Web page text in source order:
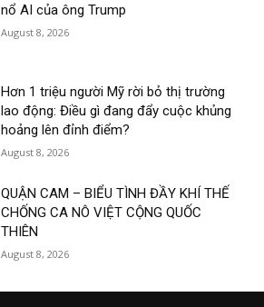
nổ AI của ông Trump
August 8, 2026
Hơn 1 triệu người Mỹ rời bỏ thị trường
lao động: Điều gì đang đẩy cuộc khủng
hoảng lên đỉnh điểm?
August 8, 2026
QUẬN CAM – BIỂU TÌNH ĐẦY KHÍ THẾ
CHỐNG CA NÔ VIỆT CỘNG QUỐC
THIÊN
August 8, 2026